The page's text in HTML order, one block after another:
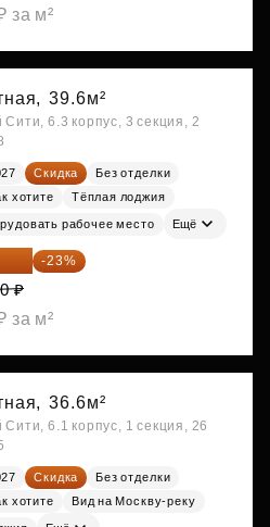
за м²
39.6м²
6.3 корпус, 3 секция, 2
Скидка
Без отделки
хотите
Тёплая лоджия
рабочее место Ещё
₽ -23%
₽
за м²
36.6м²
6.1 корпус, 1 секция, 26
Скидка
Без отделки
хотите
Вид на Москву-реку